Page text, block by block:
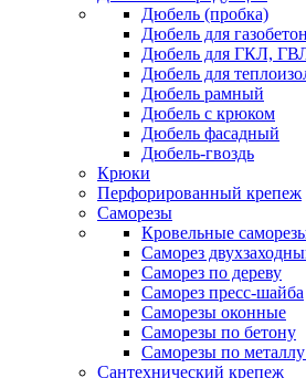
Дюбель (пробка)
Дюбель для
Дюбель для ГКЛ,
Дюбель для
Дюбель рамный
Дюбель с крюком
Дюбель фасадный
Дюбель-гвоздь
Крюки
Перфорированный крепеж
Саморезы
Кровельные
Саморез
Саморез по дереву
Саморез пресс-шайба
Саморезы оконные
Саморезы по бетону
Саморезы по
Сантехнический крепеж